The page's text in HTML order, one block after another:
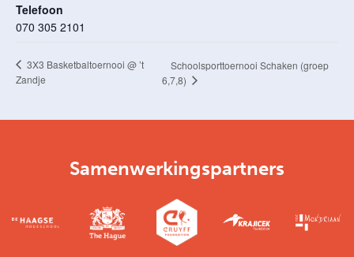
Telefoon
070 305 2101
3X3 Basketbaltoernooi @ ’t
Zandje
Schoolsporttoernooi Schaken (groep
6,7,8)
Samenwerkingspartners